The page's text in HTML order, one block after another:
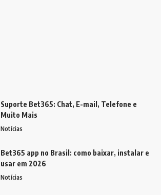
Suporte Bet365: Chat, E-mail, Telefone e
Muito Mais
Notícias
Bet365 app no Brasil: como baixar, instalar e
usar em 2026
Notícias